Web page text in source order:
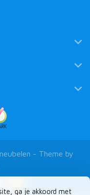
ga je akkoord met
- Theme by